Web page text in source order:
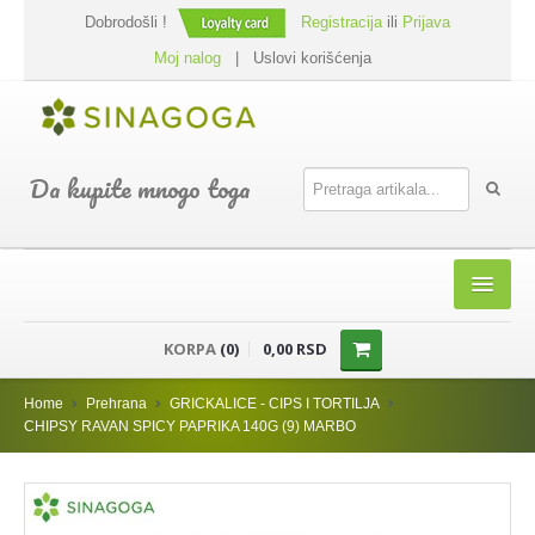
Dobrodošli ! Registracijaili Prijava
Moj nalog
Uslovi korišćenja
Da kupite mnogo toga
SHOP
PREHRANA
DODACI JELIMA
KORPA (0) 0,00 RSD
Home Prehrana
GRICKALICE - CIPS I TORTILJA
CHIPSY RAVAN SPICY PAPRIKA 140G (9) MARBO